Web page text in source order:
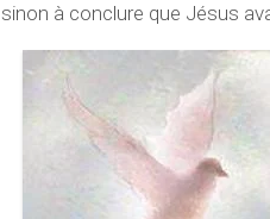
sinon à conclure que Jésus